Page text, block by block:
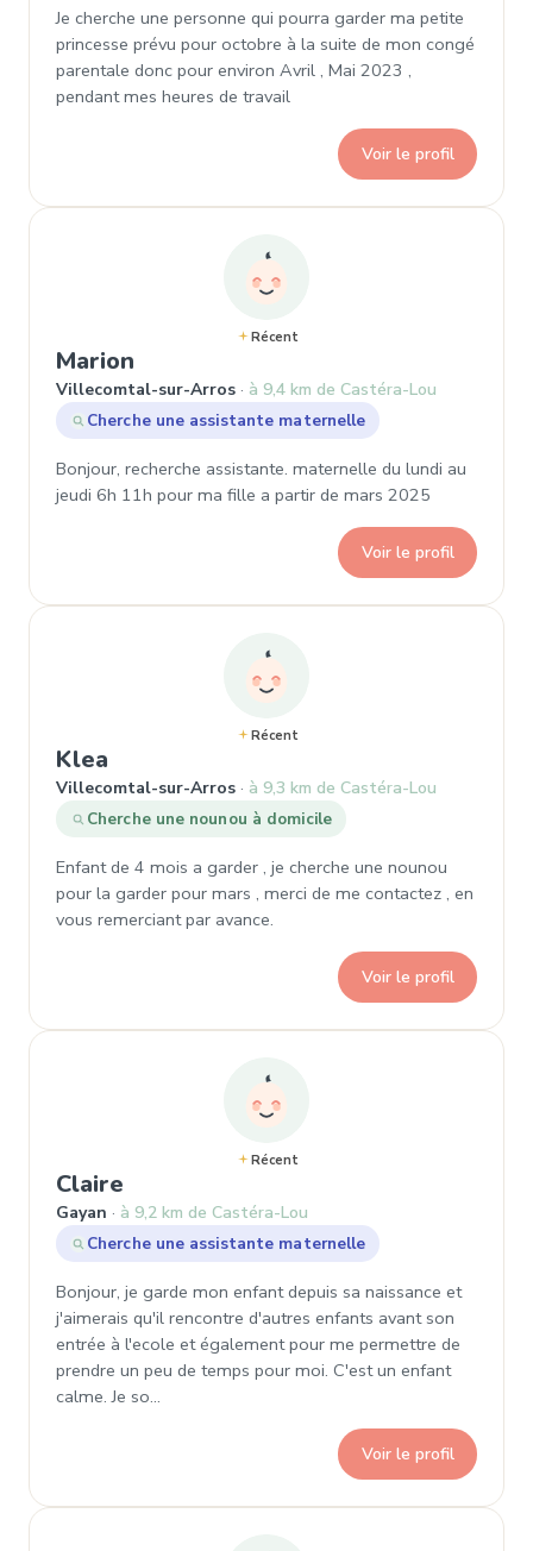
Je cherche une personne qui pourra garder ma petite
princesse prévu pour octobre à la suite de mon congé
parentale donc pour environ Avril , Mai 2023 ,
pendant mes heures de travail
Voir le profil
Récent
Marion
Villecomtal-sur-Arros
à 9,4 km de Castéra-Lou
Cherche une assistante maternelle
Bonjour, recherche assistante. maternelle du lundi au
jeudi 6h 11h pour ma fille a partir de mars 2025
Voir le profil
Récent
Klea
Villecomtal-sur-Arros
à 9,3 km de Castéra-Lou
Cherche une nounou à domicile
Enfant de 4 mois a garder , je cherche une nounou
pour la garder pour mars , merci de me contactez , en
vous remerciant par avance.
Voir le profil
Récent
Claire
Gayan
à 9,2 km de Castéra-Lou
Cherche une assistante maternelle
Bonjour, je garde mon enfant depuis sa naissance et
j'aimerais qu'il rencontre d'autres enfants avant son
entrée à l'ecole et également pour me permettre de
prendre un peu de temps pour moi. C'est un enfant
calme. Je so…
Voir le profil